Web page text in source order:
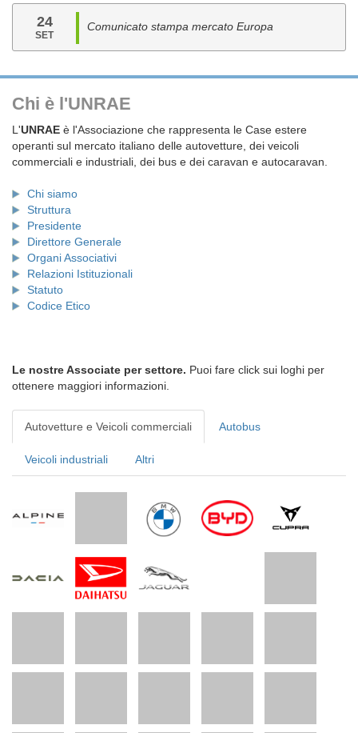
24
SET
Comunicato stampa mercato Europa
Chi è l'UNRAE
L'UNRAE è l'Associazione che rappresenta le Case estere
operanti sul mercato italiano delle autovetture, dei veicoli
commerciali e industriali, dei bus e dei caravan e autocaravan.
Chi siamo
Struttura
Presidente
Direttore Generale
Organi Associativi
Relazioni Istituzionali
Statuto
Codice Etico
Le nostre Associate per settore. Puoi fare click sui loghi per
ottenere maggiori informazioni.
Autovetture e Veicoli commerciali Autobus
Veicoli industriali Altri